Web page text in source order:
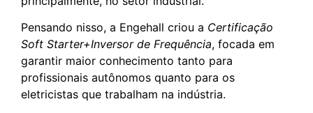
Pensando nisso, a Engehall criou a Certificação
Soft Starter+Inversor de Frequência, focada em
garantir maior conhecimento tanto para
profissionais autônomos quanto para os
eletricistas que trabalham na indústria.